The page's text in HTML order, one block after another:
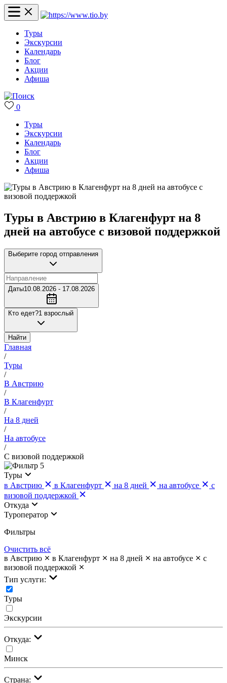
Туры
Экскурсии
Календарь
Блог
Акции
Афиша
0
Туры
Экскурсии
Календарь
Блог
Акции
Афиша
Туры в Австрию в Клагенфурт на 8
дней на автобусе с визовой поддержкой
Выберите город отправления
Даты10.08.2026 - 17.08.2026
Кто едет?1 взрослый
Найти
Главная
/
Туры
/
В Австрию
/
В Клагенфурт
/
На 8 дней
/
На автобусе
/
С визовой поддержкой
5
Туры
в Австрию
в Клагенфурт на 8 дней на автобусе
с
визовой поддержкой
Откуда
Туроператор
Фильтры
Очистить всё
в Австрию
в Клагенфурт на 8 дней на автобусе
с
визовой поддержкой
Тип услуги:
Туры
Экскурсии
Откуда:
Минск
Страна: